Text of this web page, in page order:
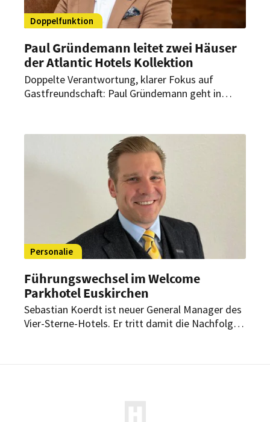
Doppelfunktion
Paul Gründemann leitet zwei Häuser
der Atlantic Hotels Kollektion
Doppelte Verantwortung, klarer Fokus auf
Gastfreundschaft: Paul Gründemann geht in
Hotel München der Atlantic Hotels Kollektion.
Personalie
Führungswechsel im Welcome
Parkhotel Euskirchen
Sebastian Koerdt ist neuer General Manager des
Vier-Sterne-Hotels. Er tritt damit die Nachfolge